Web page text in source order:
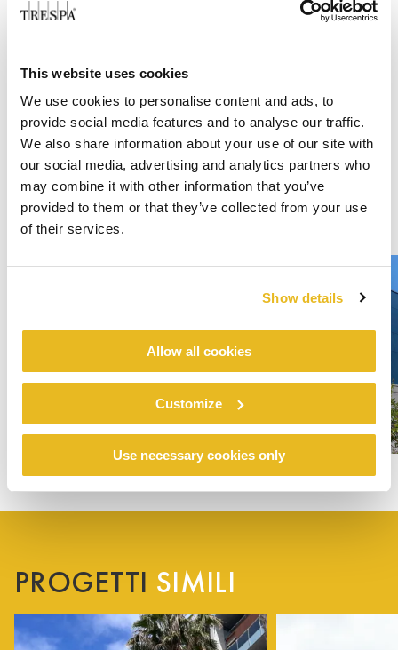
This website uses cookies
We use cookies to personalise content and ads, to
provide social media features and to analyse our traffic.
We also share information about your use of our site with
our social media, advertising and analytics partners who
may combine it with other information that you’ve
provided to them or that they’ve collected from your use
of their services.
Show details
Allow all cookies
Customize
Use necessary cookies only
PROGETTI SIMILI